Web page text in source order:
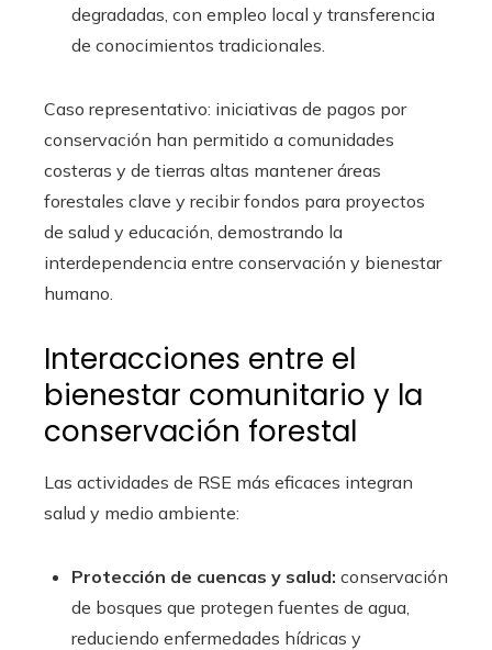
degradadas, con empleo local y transferencia
de conocimientos tradicionales.
Caso representativo: iniciativas de pagos por
conservación han permitido a comunidades
costeras y de tierras altas mantener áreas
forestales clave y recibir fondos para proyectos
de salud y educación, demostrando la
interdependencia entre conservación y bienestar
humano.
Interacciones entre el
bienestar comunitario y la
conservación forestal
Las actividades de RSE más eficaces integran
salud y medio ambiente:
Protección de cuencas y salud: conservación
de bosques que protegen fuentes de agua,
reduciendo enfermedades hídricas y